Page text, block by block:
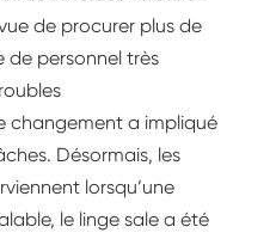
de procurer plus de
personnel très
changement a impliqué
Désormais, les
lorsqu’une
le linge sale a été